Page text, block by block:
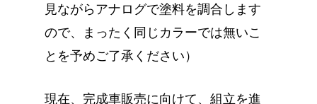
見ながらアナログで塗料を調合します
ので、まったく同じカラーでは無いこ
とを予めご了承ください）
現在、完成車販売に向けて、組立を進